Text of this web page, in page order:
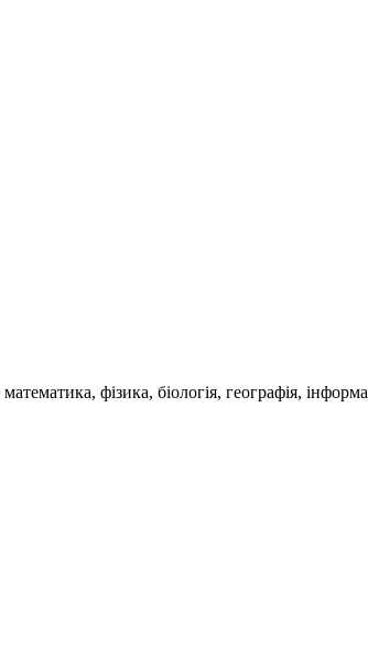
фізика, біологія, географія,